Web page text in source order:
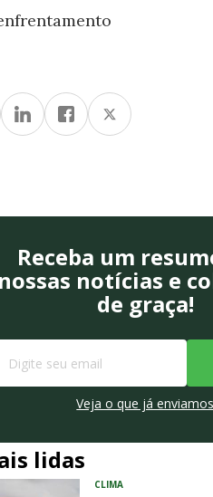
Receba um
nossas notícias e
de graça!
Veja o que já enviamos
lidas
CLIMA